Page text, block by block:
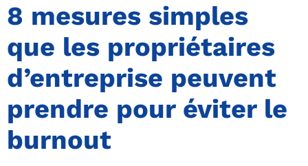
8 mesures simples
que les propriétaires
d’entreprise peuvent
prendre pour éviter le
burnout